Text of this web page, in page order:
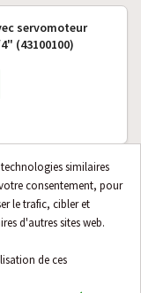
similaires
consentement, pour
le trafic, cibler et
d'autres sites web.
de ces
servomoteur
4" (43100100)
Siemens RTN